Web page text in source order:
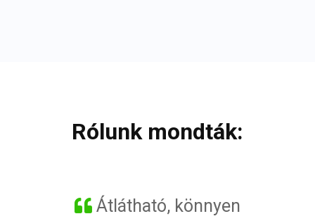
Rólunk mondták:
Átlátható, könnyen
Gyors, megbízható csapat.
Profi fejlesztői csapat.